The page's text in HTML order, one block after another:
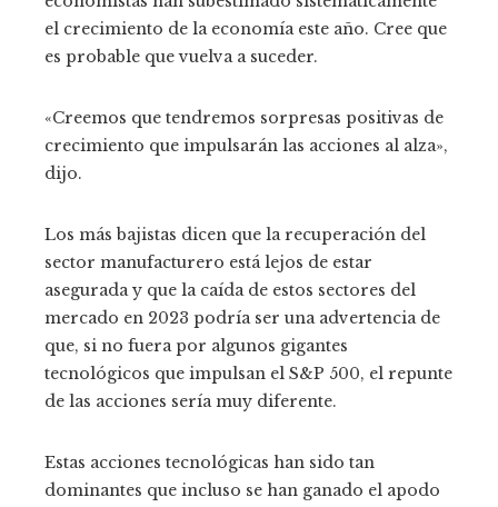
el crecimiento de la economía este año. Cree que
es probable que vuelva a suceder.
«Creemos que tendremos sorpresas positivas de
crecimiento que impulsarán las acciones al alza»,
dijo.
Los más bajistas dicen que la recuperación del
sector manufacturero está lejos de estar
asegurada y que la caída de estos sectores del
mercado en 2023 podría ser una advertencia de
que, si no fuera por algunos gigantes
tecnológicos que impulsan el S&P 500, el repunte
de las acciones sería muy diferente.
Estas acciones tecnológicas han sido tan
dominantes que incluso se han ganado el apodo